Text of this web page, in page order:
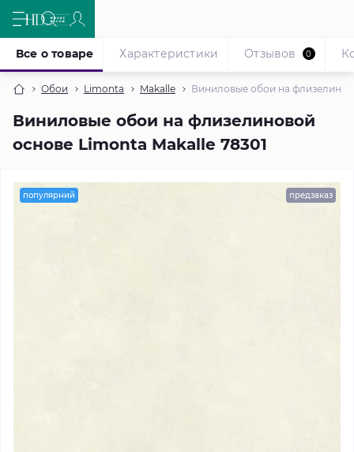
Обои Limonta Makalle Виниловые обои на
Виниловые обои на флизелиновой
основе Limonta Makalle 78301
Все о товаре Характеристики Отзывов 0
популярний предзаказ